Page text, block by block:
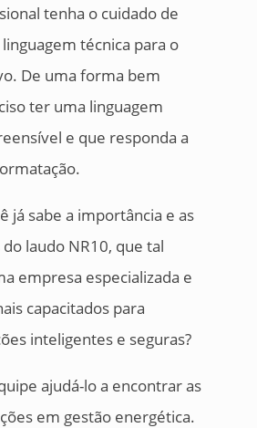
tenha o cuidado de
técnica para o
De uma forma bem
ter uma linguagem
e que responda a
já sabe a importância e as
laudo NR10, que tal
empresa especializada e
capacitados para
inteligentes e seguras?
ajudá-lo a encontrar as
em gestão energética.